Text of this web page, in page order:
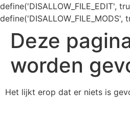
define('DISALLOW_FILE_EDIT',
define('DISALLOW_FILE_MODS',
Deze
worden
Het lijkt erop dat er niets is